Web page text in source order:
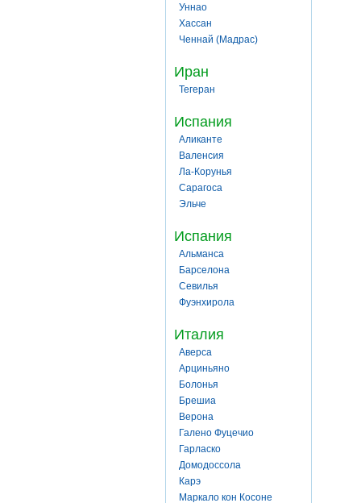
Уннао
Хассан
Ченнай (Мадрас)
Иран
Тегеран
Испания
Аликанте
Валенсия
Ла-Корунья
Сарагоса
Эльче
Испания
Альманса
Барселона
Севилья
Фуэнхирола
Италия
Аверса
Арциньяно
Болонья
Брешиа
Верона
Галено Фуцечио
Гарласко
Домодоссола
Карэ
Маркало кон Косоне